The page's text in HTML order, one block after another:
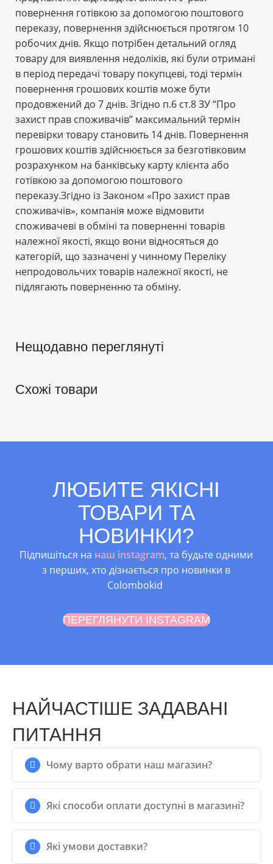
повернення готівкою за допомогою поштового
переказу, повернення здійснюється протягом 10
робочих днів. Якщо потрібен детальний огляд
товару для виявлення недоліків, які були отримані
в період передачі товару покупцеві, тоді термін
повернення грошових коштів може бути
продовжений до 7 днів. Згідно п.6 ст.8 ЗУ “Про
захист прав споживачів” максимальний термін
перевірки товару становить 14 днів. Повернення
грошових коштів здійснюється за безготівковим
розрахунком на банківську карту клієнта або
готівкою за допомогою поштового
переказу.Згідно із Законом «Про захист прав
споживачів», компанія може відмовити
споживачеві в обміні та поверненні товарів
належної якості, якщо вони відносяться до
категорій, що зазначені у чинному Переліку
непродовольчих товарів належної якості, не
підлягають поверненню та обміну.
Нещодавно переглянуті
Схожі товари
ЛЮБИТЕ ЯКІСНІ
ТОВАРИ ТА
НОВИНКИ?
Підпишіться на наш instagram, та будьте одними
з перших, хто дізнається про новинки в
Colombokid
ПЕРЕГЛЯНУТИ INSTAGRAM
НАЙЧАСТІШЕ ЗАДАВАНІ
ПИТАННЯ
Чому варто обрати наш магазин?
Які способи оплати доступні в магазині?
Які умови доставки?